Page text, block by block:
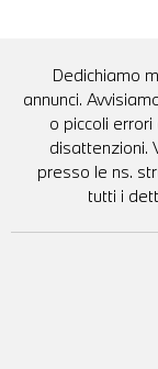
Dedichiamo
annunci.
o piccoli
disattenzioni.
presso le ns.
tutti i